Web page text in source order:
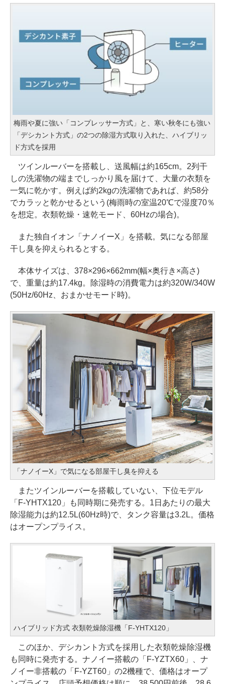
梅雨や夏に強い「コンプレッサー方式」と、寒い秋冬にも強い
「デシカント方式」の2つの除湿方式取り入れた、ハイブリッ
ド方式を採用
ツインルーバーを搭載し、送風幅は約165cm。2列干
しの洗濯物の端までしっかり風を届けて、大量の衣類を
一気に乾かす。例えば約2kgの洗濯物であれば、約58分
でカラッと乾かせるという(梅雨時の室温20℃で湿度70％
を想定。衣類乾燥・速乾モード、60Hzの場合)。
また独自イオン「ナノイーX」を搭載。気になる部屋
干し臭を抑えられるとする。
本体サイズは、378×296×662mm(幅×奥行き×高さ)
で、重量は約17.4kg。除湿時の消費電力は約320W/340W
(50Hz/60Hz、おまかせモード時)。
「ナノイーX」で気になる部屋干し臭を抑える
またツインルーバーを搭載していない、下位モデル
「F-YHTX120」も同時期に発売する。1日あたりの最大
除湿能力は約12.5L(60Hz時)で、タンク容量は3.2L。価格
はオープンプライス。
ハイブリッド方式 衣類乾燥除湿機「F-YHTX120」
このほか、デシカント方式を採用した衣類乾燥除湿機
も同時に発売する。ナノイー搭載の「F-YZTX60」、ナ
ノイー非搭載の「F-YZT60」の2機種で、価格はオープ